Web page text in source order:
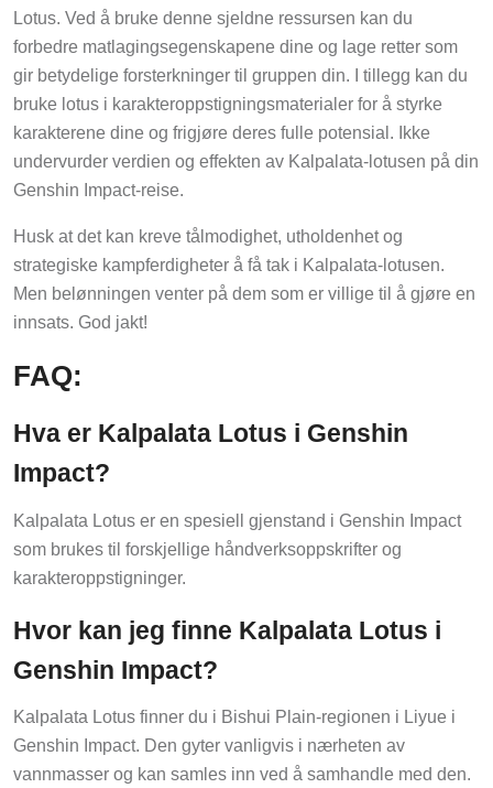
Lotus. Ved å bruke denne sjeldne ressursen kan du
forbedre matlagingsegenskapene dine og lage retter som
gir betydelige forsterkninger til gruppen din. I tillegg kan du
bruke lotus i karakteroppstigningsmaterialer for å styrke
karakterene dine og frigjøre deres fulle potensial. Ikke
undervurder verdien og effekten av Kalpalata-lotusen på din
Genshin Impact-reise.
Husk at det kan kreve tålmodighet, utholdenhet og
strategiske kampferdigheter å få tak i Kalpalata-lotusen.
Men belønningen venter på dem som er villige til å gjøre en
innsats. God jakt!
FAQ:
Hva er Kalpalata Lotus i Genshin
Impact?
Kalpalata Lotus er en spesiell gjenstand i Genshin Impact
som brukes til forskjellige håndverksoppskrifter og
karakteroppstigninger.
Hvor kan jeg finne Kalpalata Lotus i
Genshin Impact?
Kalpalata Lotus finner du i Bishui Plain-regionen i Liyue i
Genshin Impact. Den gyter vanligvis i nærheten av
vannmasser og kan samles inn ved å samhandle med den.